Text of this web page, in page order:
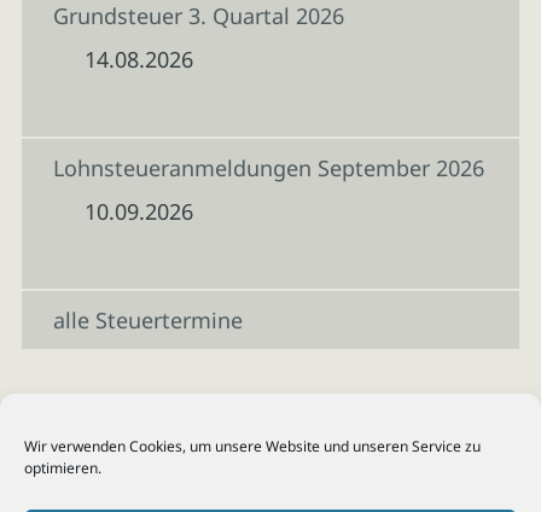
Wir verwenden Cookies, um unsere Website und unseren Service zu
optimieren.
Grundsteuer 3. Quartal 2026
14.08.2026
Lohnsteueranmeldungen September 2026
10.09.2026
alle Steuertermine